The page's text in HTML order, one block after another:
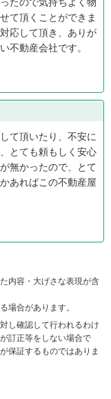
て頂くことができま
応して頂き、ありが
不動産会社です。
て頂いたり、不安に
とても頼もしく安心
無かったので、とて
あればこの不動産屋
内容・大げさな表現が含
場合があります。
し確認して行われるわけ
訂正等をしない場合で
保証するものではありま